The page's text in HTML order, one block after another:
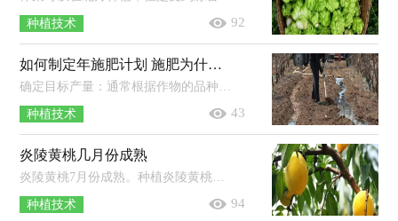
种植技术 92
如何制定年施肥计划 施肥为什么能增产
确定目标产量：通常根据作物的品种特性和产量潜力来确定。计算养分吸收量：根据目标产量以及作物对养分的吸收量来确定。调整养分施用...
种植技术 43
炎陵黄桃几月份成熟
炎陵黄桃7月份成熟。种植炎陵黄桃，需在4月下旬疏除黄果、小果及果面茸毛无光泽的果等，5月中旬疏除病虫果、畸形果、密集果等，一般长...
种植技术 94